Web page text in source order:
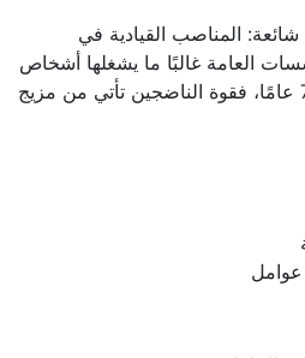
المناصب القيادية في
العامة غالبًا ما يشغلها أشخاص
تتراوح أعمارهم بين 50 و70 عامًا، فقوة الناضجين تأتي من مزيج